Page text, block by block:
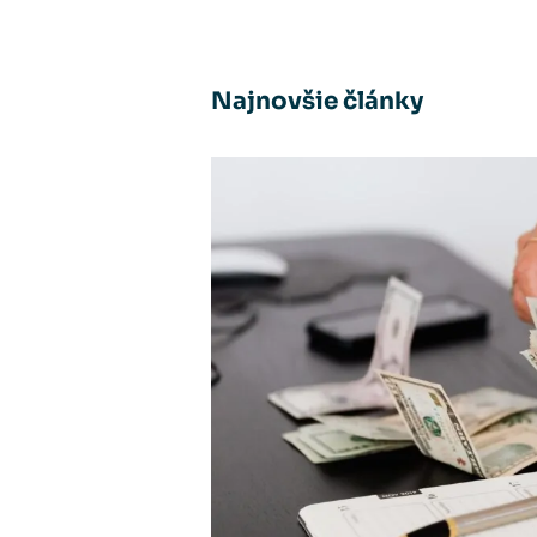
Najnovšie články